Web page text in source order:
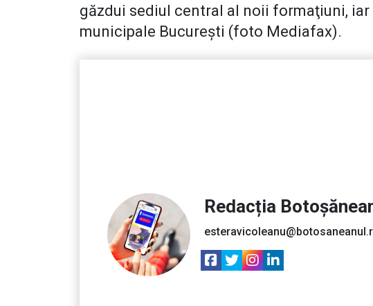
găzdui sediul central al noii formaţiuni,
municipale Bucureşti (foto Mediafax).
Redacția